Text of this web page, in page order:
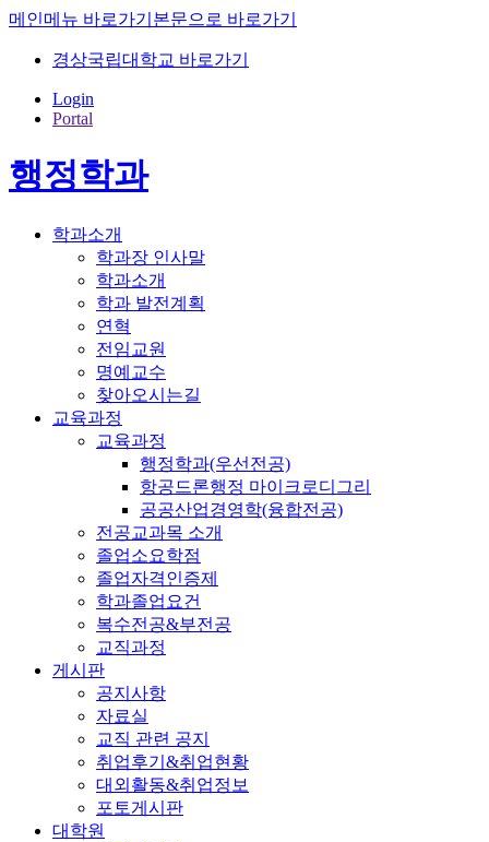
메인메뉴 바로가기 본문으로 바로가기
경상국립대학교 바로가기
Login
Portal
행정학과
학과소개
학과장 인사말
학과소개
학과 발전계획
연혁
전임교원
명예교수
찾아오시는길
교육과정
교육과정
행정학과(우선전공)
항공드론행정 마이크로디그리
공공산업경영학(융합전공)
전공교과목 소개
졸업소요학점
졸업자격인증제
학과졸업요건
복수전공&부전공
교직과정
게시판
공지사항
자료실
교직 관련 공지
취업후기&취업현황
대외활동&취업정보
포토게시판
대학원